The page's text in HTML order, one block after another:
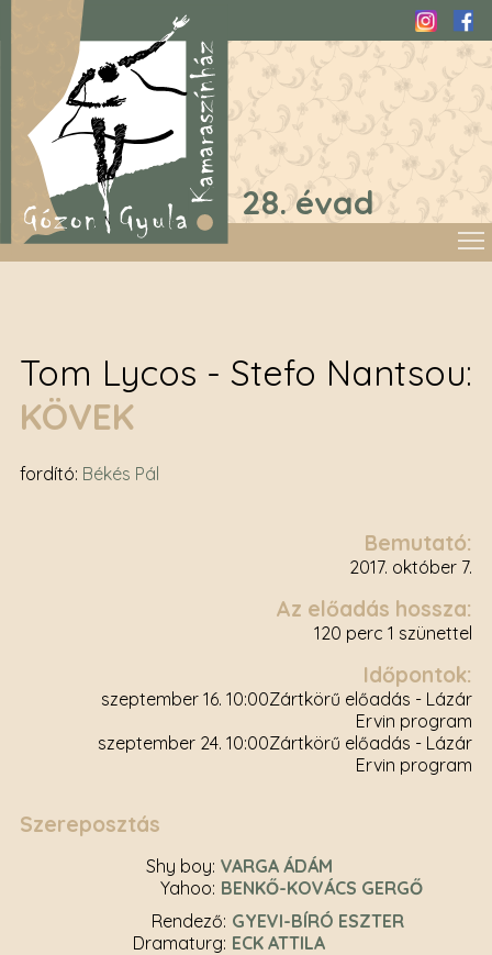
28. évad
Tom Lycos - Stefo Nantsou
KÖVEK
fordító: Békés Pál
Bemutató:
2017. október 7.
Az előadás hossza:
120 perc 1 szünettel
Időpontok:
szeptember 16. 10:00Zártkörű előadás - Lázár
Ervin program
szeptember 24. 10:00Zártkörű előadás - Lázár
Ervin program
Szereposztás
Shy boy VARGA ÁDÁM
Yahoo BENKŐ-KOVÁCS GERGŐ
rendező GYEVI-BÍRÓ ESZTER
dramaturg ECK ATTILA